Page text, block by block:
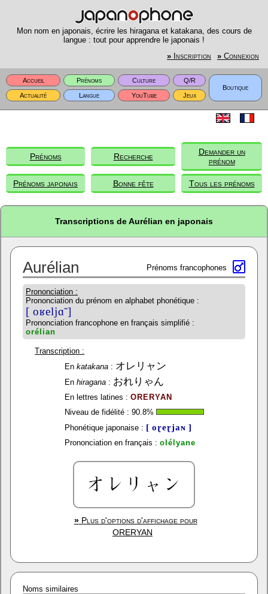
Mon nom en japonais, écrire les hiragana et katakana, des cours de
langue : tout pour apprendre le japonais !
» Inscription » Connexion
Accueil Prénoms Culture
Q/R
Boutique
Actualité
Langue YouTube Jeux
Prénoms Recherche
Demander un
prénom
Prénoms japonais Bonne fête Tous les prénoms
Transcriptions de Aurélian en japonais
Aurélian Prénoms francophones
Prononciation :
Prononciation du prénom en alphabet phonétique :
[ oʁeljɑ̃ ]
Prononciation francophone en français simplifié :
orélian
Transcription :
En katakana: オレリャン
En hiragana: おれりゃん
En lettres latines : ORERYAN
Niveau de fidélité : 90.8%
Phonétique japonaise : [ oɽeɽjaɴ ]
Prononciation en français : olélyane
»Plus d'options d'affichage pour
ORERYAN
Noms similaires